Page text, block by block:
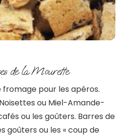
de la Mourette
pour les apéros.
ou Miel-Amande-
ou les goûters. Barres de
goûters ou les « coup de